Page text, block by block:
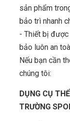
sản phẩm
bảo trì nhanh
- Thiết bị
bảo luôn an
Nếu bạn cần
chúng tôi:
DỤNG CỤ
TRƯỜNG